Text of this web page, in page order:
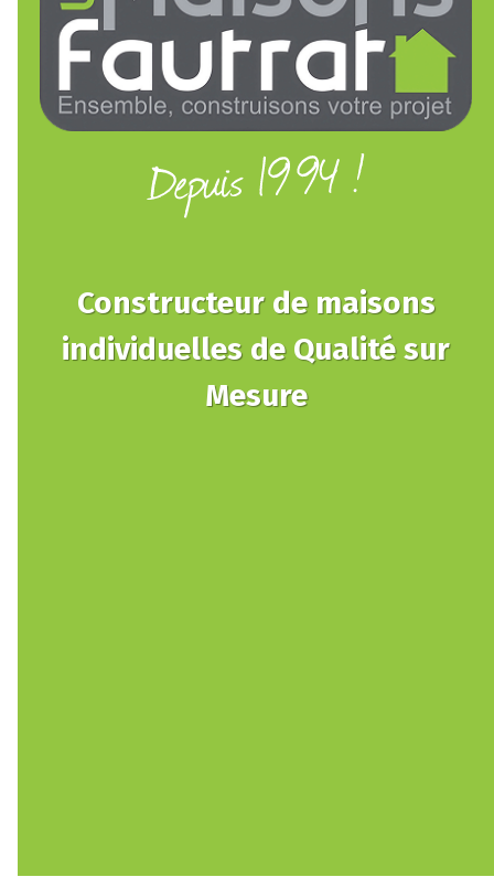
Constructeur de maisons
individuelles de Qualité sur
Mesure